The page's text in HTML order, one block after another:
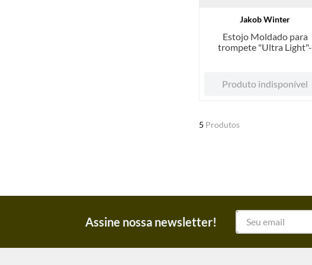
Jakob Winter
Estojo Moldado para
trompete "Ultra Light"-
Produto indisponível
5 Produtos
Assine nossa newsletter!